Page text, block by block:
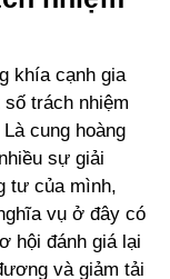
khía cạnh gia
trách nhiệm
cung hoàng
sự giải
tư của mình,
vụ ở đây có
hội đánh giá lại
và giảm tải